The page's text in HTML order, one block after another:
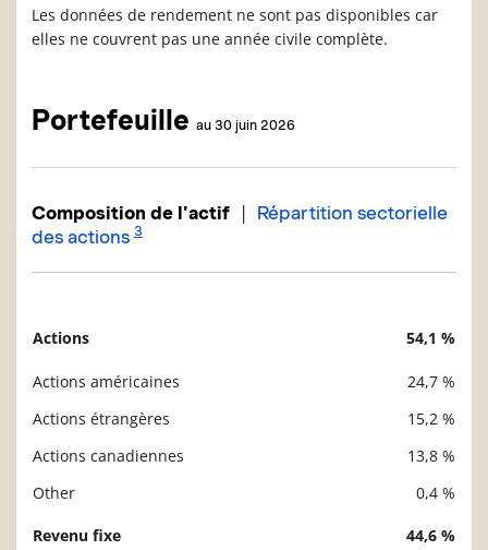
Les données de rendement ne sont pas disponibles car
elles ne couvrent pas une année civile complète.
Portefeuille au 30 juin 2026
Composition de l'actif | Répartition sectorielle
des actions 3
Actions 54,1 %
Actions américaines
24,7 %
Actions étrangères
15,2 %
Actions canadiennes
13,8 %
Other
0,4 %
Revenu fixe 44,6 %